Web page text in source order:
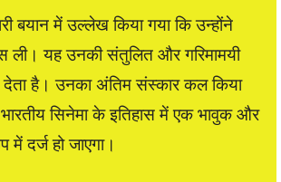
बयान में उल्लेख किया गया कि उन्होंने
ली। यह उनकी संतुलित और गरिमामयी
है। उनका अंतिम संस्कार कल किया
सिनेमा के इतिहास में एक भावुक और
दर्ज हो जाएगा।